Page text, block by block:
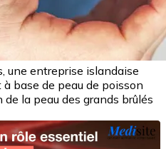
une entreprise islandaise
base de peau de poisson
la peau des grands brûlés